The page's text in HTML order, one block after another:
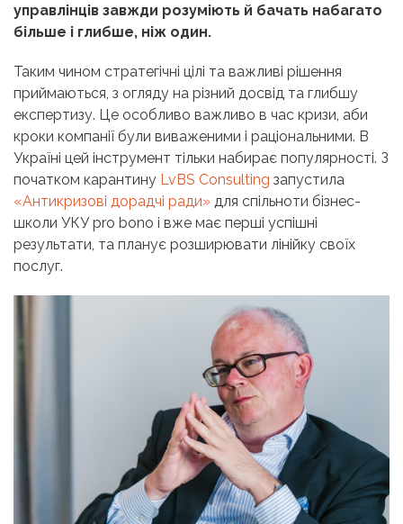
управлінців завжди розуміють й бачать набагато
більше і глибше, ніж один.
Таким чином стратегічні цілі та важливі рішення
приймаються, з огляду на різний досвід та глибшу
експертизу. Це особливо важливо в час кризи, аби
кроки компанії були виваженими і раціональними. В
Україні цей інструмент тільки набирає популярності. З
початком карантину LvBS Consulting запустила
«Антикризові дорадчі ради» для спільноти бізнес-
школи УКУ pro bono і вже має перші успішні
результати, та планує розширювати лінійку своїх
послуг.